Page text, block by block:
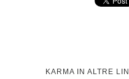
KARMA IN ALTRE